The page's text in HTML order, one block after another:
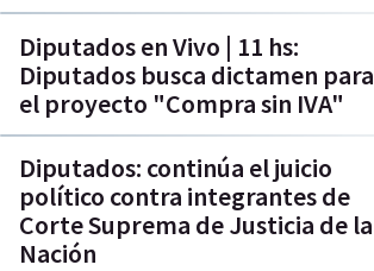
Diputados en Vivo | 11 hs:
Diputados busca dictamen para
el proyecto "Compra sin IVA"
Diputados: continúa el juicio
político contra integrantes de
Corte Suprema de Justicia de la
Nación